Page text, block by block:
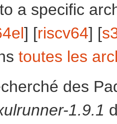
a specific
] [riscv64] [
toutes les
des
1.9.1